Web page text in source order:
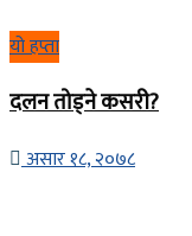
यो हप्ता
दलन तोड्ने कसरी?
असार १८, २०७८